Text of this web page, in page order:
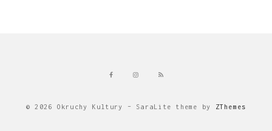
© 2026 Okruchy Kultury – SaraLite theme by ZThemes